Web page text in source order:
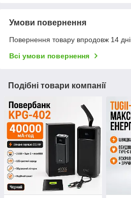
Умови повернення
Повернення товару впродовж 14
Всі умови повернення
Подібні товари компанії